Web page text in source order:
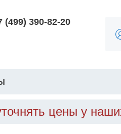
(499) 390-82-20
цены у